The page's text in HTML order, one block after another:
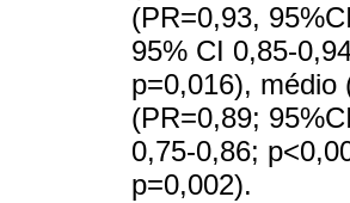
(PR=0,93,
95% CI 0,85-
p=0,016), médio
(PR=0,89;
0,75-0,86;
p=0,002).